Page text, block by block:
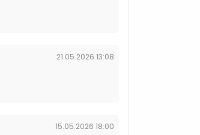
21.05.2026 13:08
15.05.2026 18:00